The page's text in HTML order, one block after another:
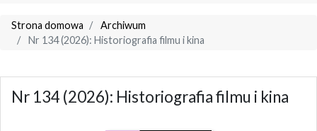
Strona domowa
Archiwum
Nr 134 (2026): Historiografia filmu i kina
Nr 134 (2026): Historiografia filmu i kina